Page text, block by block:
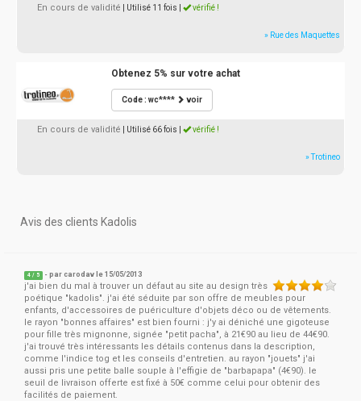
En cours de validité | Utilisé 11 fois vérifié !
» Rue des Maquettes
Obtenez 5% sur votre achat
Code : wc**** voir
En cours de validité | Utilisé 66 fois vérifié !
» Trotineo
Avis des clients Kadolis
4 / 5 - parcarodav le 15/05/2013
j'ai bien du mal à trouver un défaut au site au design très
poétique "kadolis". j'ai été séduite par son offre de meubles pour
enfants, d'accessoires de puériculture d'objets déco ou de vêtements.
le rayon "bonnes affaires" est bien fourni : j'y ai déniché une gigoteuse
pour fille très mignonne, signée "petit pacha", à 21€90 au lieu de 44€90.
j'ai trouvé très intéressants les détails contenus dans la description,
comme l'indice tog et les conseils d'entretien. au rayon "jouets" j'ai
aussi pris une petite balle souple à l'effigie de "barbapapa" (4€90). le
seuil de livraison offerte est fixé à 50€ comme celui pour obtenir des
facilités de paiement.